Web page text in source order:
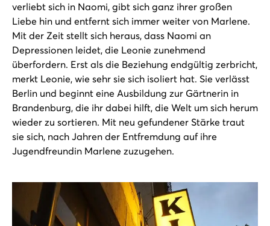
verliebt sich in Naomi, gibt sich ganz ihrer großen
Liebe hin und entfernt sich immer weiter von Marlene.
Mit der Zeit stellt sich heraus, dass Naomi an
Depressionen leidet, die Leonie zunehmend
überfordern. Erst als die Beziehung endgültig zerbricht,
merkt Leonie, wie sehr sie sich isoliert hat. Sie verlässt
Berlin und beginnt eine Ausbildung zur Gärtnerin in
Brandenburg, die ihr dabei hilft, die Welt um sich herum
wieder zu sortieren. Mit neu gefundener Stärke traut
sie sich, nach Jahren der Entfremdung auf ihre
Jugendfreundin Marlene zuzugehen.